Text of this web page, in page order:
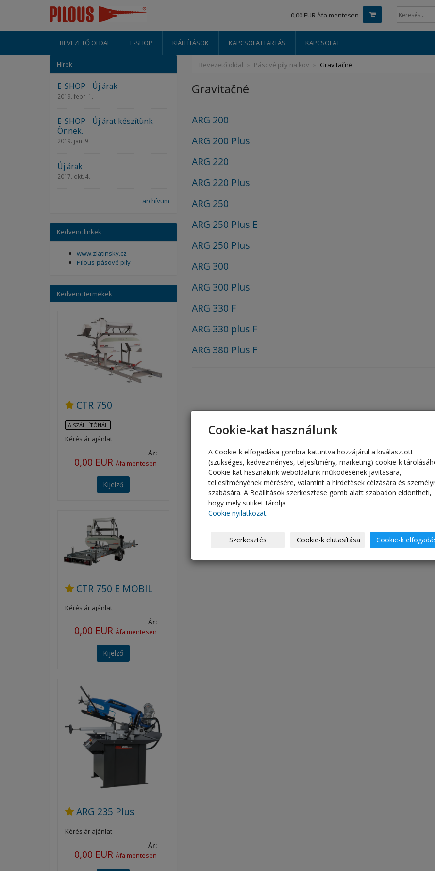
0,00 EUR Áfa mentesen
BEVEZETŐ OLDAL E-SHOP KIÁLLÍTÁSOK KAPCSOLATTARTÁS KAPCSOLAT
Bevezető oldal Pásové píly na kov Gravitačné
Gravitačné
ARG 200
ARG 200 Plus
ARG 220
ARG 220 Plus
ARG 250
ARG 250 Plus E
ARG 250 Plus
ARG 300
ARG 300 Plus
ARG 330 F
ARG 330 plus F
ARG 380 Plus F
Hírek
E-SHOP - Új árak
2019. febr. 1.
E-SHOP - Új árat készítünk
Önnek.
2019. jan. 9.
Új árak
2017. okt. 4.
archívum
Kedvenc linkek
www.zlatinsky.cz
Pilous-pásové pily
Kedvenc termékek
CTR 750
A SZÁLLÍTÓNÁL
Kérés ár ajánlat
Ár:
0,00 EUR Áfa mentesen
Kijelző
CTR 750 E MOBIL
Kérés ár ajánlat
Ár:
0,00 EUR Áfa mentesen
Kijelző
ARG 235 Plus
Kérés ár ajánlat
Ár:
0,00 EUR Áfa mentesen
Cookie-kat használunk
A Cookie-k elfogadása gombra kattintva hozzájárul a kiválasztott
(szükséges, kedvezményes, teljesítmény, marketing) cookie-k
Cookie-kat használunk weboldalunk működésének javítására,
teljesítményének mérésére, valamint a hirdetések célzására és
szabására. A Beállítások szerkesztése gomb alatt szabadon eldöntheti,
hogy mely sütiket tárolja.
Cookie nyilatkozat.
Szerkesztés Cookie-k elutasítása Cookie-k